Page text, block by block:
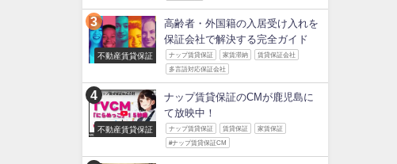
不動産賃貸保証
高齢者・外国籍の入居受け入れを
保証会社で解決する完全ガイド
ナップ賃貸保証 家賃滞納 賃貸保証会社
多言語対応保証会社
不動産賃貸保証
ナップ賃貸保証のCMが鹿児島に
て放映中！
ナップ賃貸保証 賃貸保証 家賃保証
#ナップ賃貸保証CM